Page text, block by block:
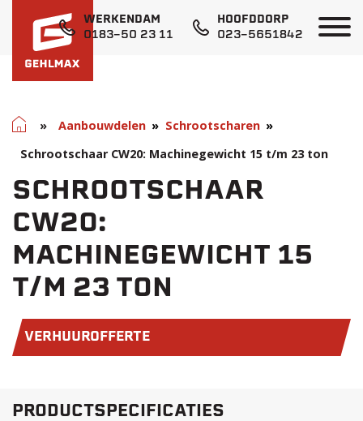
WERKENDAM
0183-50 23 11
HOOFDDORP
023-5651842
Home
» Aanbouwdelen
Schrootscharen
Schrootschaar CW20: Machinegewicht 15 t/m 23 ton
SCHROOTSCHAAR
CW20:
MACHINEGEWICHT 15
T/M 23 TON
VERHUUROFFERTE
PRODUCTSPECIFICATIES